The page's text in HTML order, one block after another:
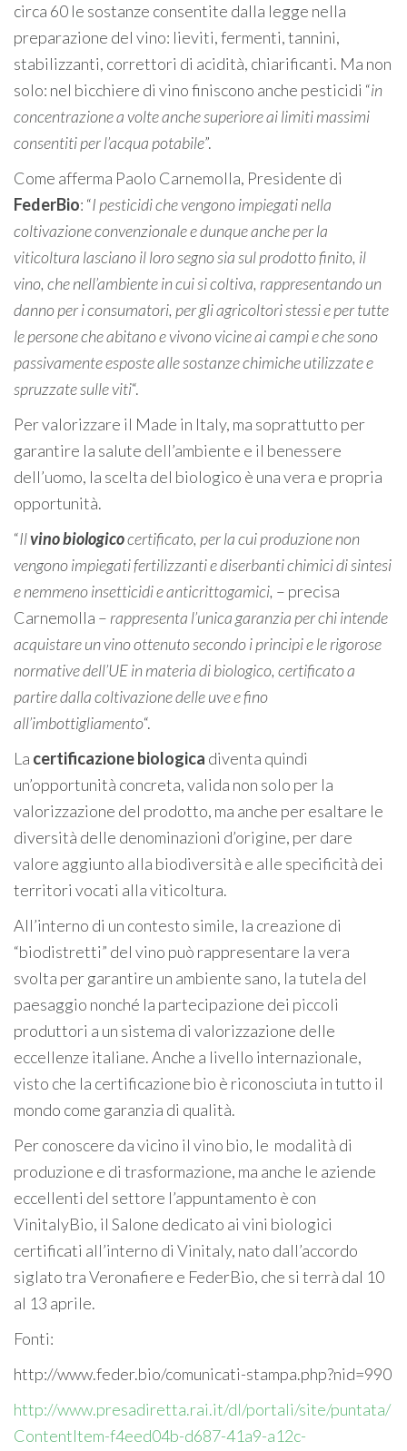
circa 60 le sostanze consentite dalla legge nella
preparazione del vino: lieviti, fermenti, tannini,
stabilizzanti, correttori di acidità, chiarificanti. Ma non
solo: nel bicchiere di vino finiscono anche pesticidi “in
concentrazione a volte anche superiore ai limiti massimi
consentiti per l’acqua potabile”.
Come afferma Paolo Carnemolla, Presidente di
FederBio: “I pesticidi che vengono impiegati nella
coltivazione convenzionale e dunque anche per la
viticoltura lasciano il loro segno sia sul prodotto finito, il
vino, che nell’ambiente in cui si coltiva, rappresentando un
danno per i consumatori, per gli agricoltori stessi e per tutte
le persone che abitano e vivono vicine ai campi e che sono
passivamente esposte alle sostanze chimiche utilizzate e
spruzzate sulle viti“.
Per valorizzare il Made in Italy, ma soprattutto per
garantire la salute dell’ambiente e il benessere
dell’uomo, la scelta del biologico è una vera e propria
opportunità.
“Ilvino biologicocertificato, per la cui produzione non
vengono impiegati fertilizzanti e diserbanti chimici di sintesi
e nemmeno insetticidi e anticrittogamici, – precisa
Carnemolla – rappresenta l’unica garanzia per chi intende
acquistare un vino ottenuto secondo i principi e le rigorose
normative dell’UE in materia di biologico, certificato a
partire dalla coltivazione delle uve e fino
all’imbottigliamento“.
La certificazione biologica diventa quindi
un’opportunità concreta, valida non solo per la
valorizzazione del prodotto, ma anche per esaltare le
diversità delle denominazioni d’origine, per dare
valore aggiunto alla biodiversità e alle specificità dei
territori vocati alla viticoltura.
All’interno di un contesto simile, la creazione di
“biodistretti” del vino può rappresentare la vera
svolta per garantire un ambiente sano, la tutela del
paesaggio nonché la partecipazione dei piccoli
produttori a un sistema di valorizzazione delle
eccellenze italiane. Anche a livello internazionale,
visto che la certificazione bio è riconosciuta in tutto il
mondo come garanzia di qualità.
Per conoscere da vicino il vino bio, le modalità di
produzione e di trasformazione, ma anche le aziende
eccellenti del settore l’appuntamento è con
VinitalyBio, il Salone dedicato ai vini biologici
certificati all’interno di Vinitaly, nato dall’accordo
siglato tra Veronafiere e FederBio, che si terrà dal 10
al 13 aprile.
Fonti:
http://www.feder.bio/comunicati-stampa.php?nid=990
http://www.presadiretta.rai.it/dl/portali/site/puntata/
ContentItem-f4eed04b-d687-41a9-a12c-